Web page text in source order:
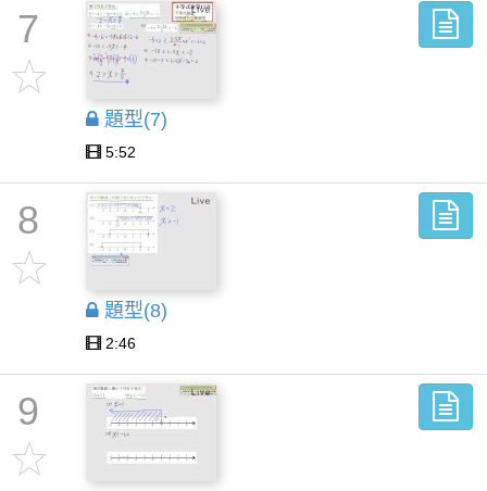
7
題型(7)
5:52
8
題型(8)
2:46
9